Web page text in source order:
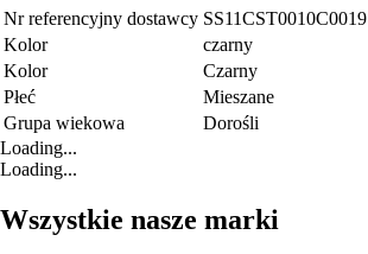
Nr referencyjny dostawcy SS11CST0010C0019
Kolor
czarny
Kolor
Czarny
Płeć
Mieszane
Grupa wiekowa
Dorośli
Loading...
Loading...
Wszystkie nasze marki